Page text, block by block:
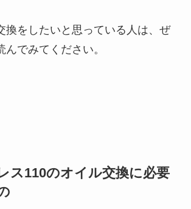
換をしたいと思っている人は、ぜ
んでみてください。
ス110のオイル交換に必要